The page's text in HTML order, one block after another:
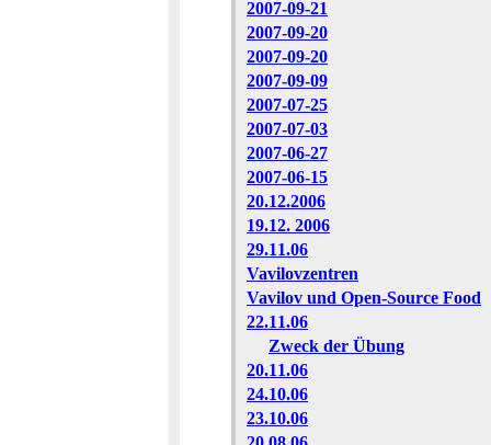
2007-09-21
2007-09-20
2007-09-20
2007-09-09
2007-07-25
2007-07-03
2007-06-27
2007-06-15
20.12.2006
19.12. 2006
29.11.06
Vavilovzentren
Vavilov und Open-Source Food
22.11.06
Zweck der Übung
20.11.06
24.10.06
23.10.06